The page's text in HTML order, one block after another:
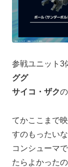
参戦ユニット3
ググ
サイコ・ザク
てかここまで
すのもったい
コンシューマ
たらよかった